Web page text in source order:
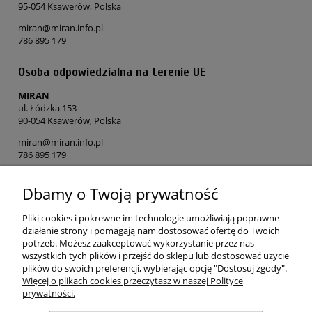
95-054 Ksawerów, Polska
miran@miran.info.pl
786 895 179
Osoba odpowiedzialna na terenie UE
MIRAN
ul. Łódzka 153
90-054 Ksawerów, Polska
miran@miran.info.pl
786 895 179
POMOC
MOJE KONTO
PŁATNOŚCI I DOSTAWA
Dbamy o Twoją prywatność
Pliki cookies i pokrewne im technologie umożliwiają poprawne
działanie strony i pomagają nam dostosować ofertę do Twoich
potrzeb. Możesz zaakceptować wykorzystanie przez nas
wszystkich tych plików i przejść do sklepu lub dostosować użycie
plików do swoich preferencji, wybierając opcję "Dostosuj zgody".
Więcej o plikach cookies przeczytasz w naszej Polityce
prywatności.